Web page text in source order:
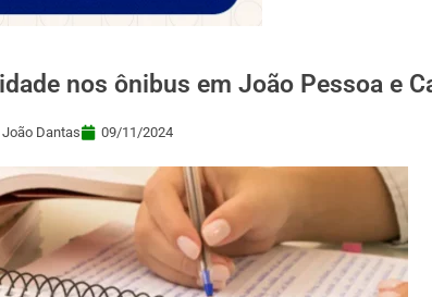
nos ônibus em João Pessoa e
João Dantas 09/11/2024